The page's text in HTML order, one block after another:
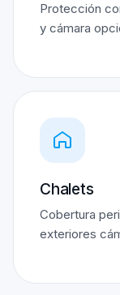
Protección
y cámara
Chalets
Cobertura
exteriores